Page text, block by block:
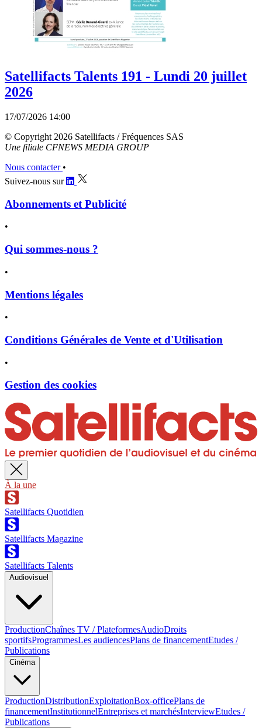
Satellifacts Talents 191 - Lundi 20 juillet
2026
17/07/2026 14:00
© Copyright 2026 Satellifacts / Fréquences SAS
Une filiale CFNEWS MEDIA GROUP
Nous contacter •
Suivez-nous sur
Abonnements et Publicité
•
Qui sommes-nous ?
•
Mentions légales
•
Conditions Générales de Vente et d'Utilisation
•
Gestion des cookies
À la une
Satellifacts Quotidien
Satellifacts Magazine
Satellifacts Talents
Audiovisuel
ProductionChaînes TV / PlateformesAudioDroits
sportifsProgrammesLes audiencesPlans de financementEtudes /
Publications
Cinéma
ProductionDistributionExploitationBox-officePlans de
financementInstitutionnelEntreprises et marchésInterviewEtudes /
Publications